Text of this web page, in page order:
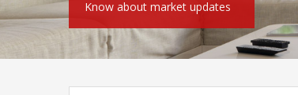
Know about market updates